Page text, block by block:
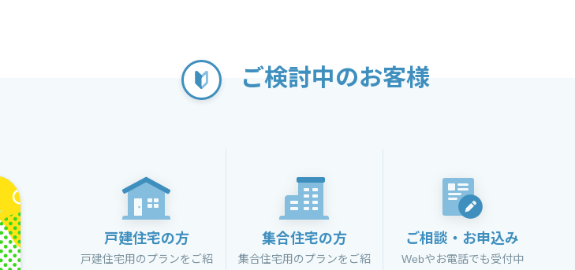
ご検討中のお客様
戸建住宅の方
戸建住宅用のプランをご紹
集合住宅の方
集合住宅用のプランをご紹
ご相談・お申込み
Webやお電話でも受付中